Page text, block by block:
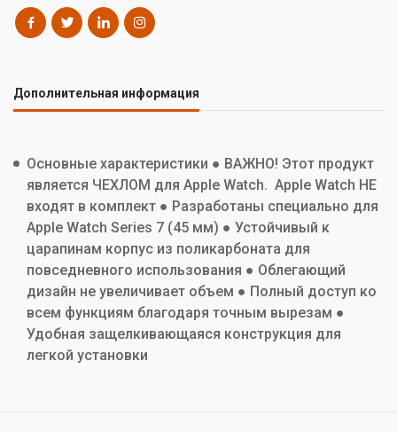
Дополнительная информация
Основные характеристики ● ВАЖНО! Этот продукт
является ЧЕХЛОМ для Apple Watch. Apple Watch НЕ
входят в комплект ● Разработаны специально для
Apple Watch Series 7 (45 мм) ● Устойчивый к
царапинам корпус из поликарбоната для
повседневного использования ● Облегающий
дизайн не увеличивает объем ● Полный доступ ко
всем функциям благодаря точным вырезам ●
Удобная защелкивающаяся конструкция для
легкой установки